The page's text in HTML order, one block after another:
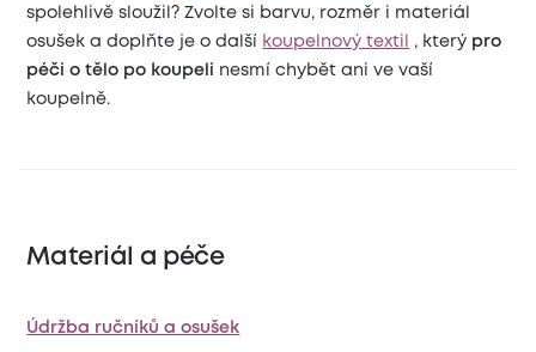
spolehlivě sloužil? Zvolte si barvu, rozměr i materiál
osušek a doplňte je o další koupelnový textil , který pro
péči o tělo po koupeli nesmí chybět ani ve vaší
koupelně.
Materiál a péče
Údržba ručníků a osušek